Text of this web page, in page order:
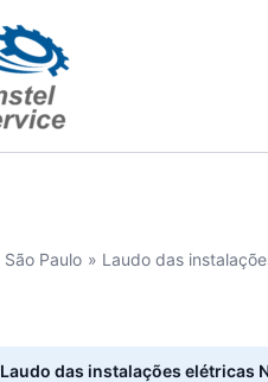
São Paulo Laudo das
Laudo das instalações elétricas